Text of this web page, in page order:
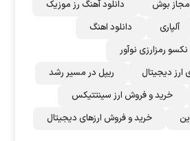
مجاز بوش
دانلود آهنگ رز‌ موزیک
آلپاری
دانلود اهنگ
نکسو رمزارزی نوآور
دیجیتال
ریپل در مسیر رشد
خرید و فروش ارز سینتتیکس
خرید و فروش ارزهای دیجیتال